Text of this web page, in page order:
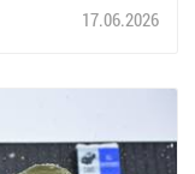
17.06.2026